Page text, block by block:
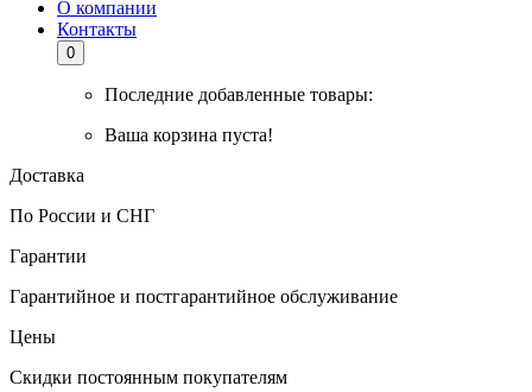
О компании
Контакты
0
Последние добавленные товары:
Ваша корзина пуста!
Доставка
По России и СНГ
Гарантии
Гарантийное и постгарантийное обслуживание
Цены
Скидки постоянным покупателям